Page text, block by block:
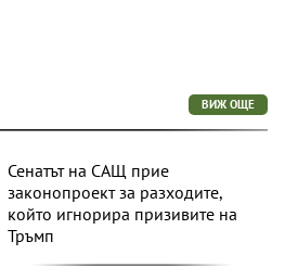
ВИЖ ОЩЕ
Сенатът на САЩ прие
законопроект за разходите,
който игнорира призивите на
Тръмп